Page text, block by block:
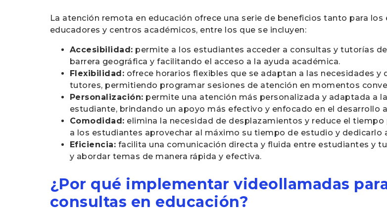
La atención remota en educación ofrece una serie de beneficios tanto para
educadores y centros académicos, entre los que se incluyen:
Accesibilidad: permite a los estudiantes acceder a consultas y tutorías
barrera geográfica y facilitando el acceso a la ayuda académica.
Flexibilidad: ofrece horarios flexibles que se adaptan a las necesidades
tutores, permitiendo programar sesiones de atención en momentos
Personalización: permite una atención más personalizada y adaptada a
estudiante, brindando un apoyo más efectivo y enfocado en el desarrollo
Comodidad: elimina la necesidad de desplazamientos y reduce el
a los estudiantes aprovechar al máximo su tiempo de estudio y dedicarlo
Eficiencia: facilita una comunicación directa y fluida entre estudiantes y
y abordar temas de manera rápida y efectiva.
¿Por qué implementar videollamadas
consultas en educación?